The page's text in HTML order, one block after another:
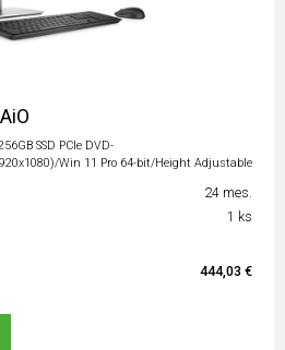
SSD PCIe DVD-
Win 11 Pro 64-bit/Height Adjustable
24 mes.
1 ks
444,03 €